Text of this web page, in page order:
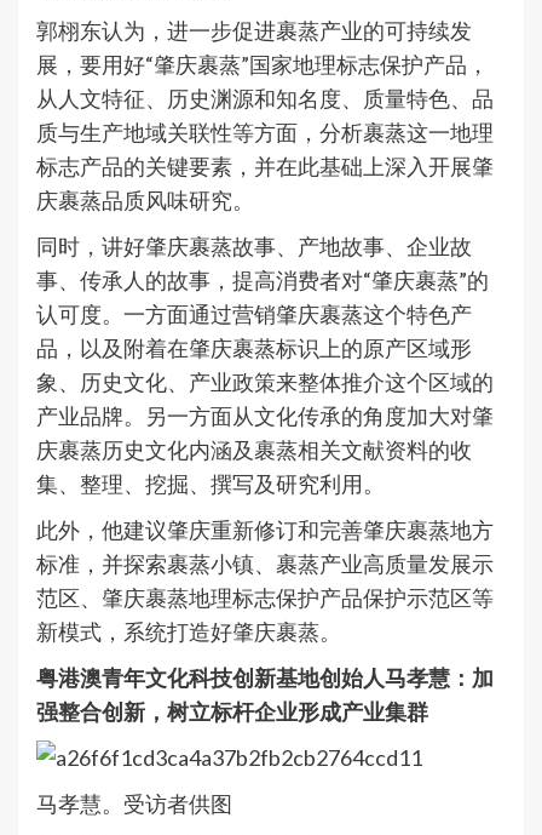
郭栩东认为，进一步促进裹蒸产业的可持续发
展，要用好“肇庆裹蒸”国家地理标志保护产品，
从人文特征、历史渊源和知名度、质量特色、品
质与生产地域关联性等方面，分析裹蒸这一地理
标志产品的关键要素，并在此基础上深入开展肇
庆裹蒸品质风味研究。
同时，讲好肇庆裹蒸故事、产地故事、企业故
事、传承人的故事，提高消费者对“肇庆裹蒸”的
认可度。一方面通过营销肇庆裹蒸这个特色产
品，以及附着在肇庆裹蒸标识上的原产区域形
象、历史文化、产业政策来整体推介这个区域的
产业品牌。另一方面从文化传承的角度加大对肇
庆裹蒸历史文化内涵及裹蒸相关文献资料的收
集、整理、挖掘、撰写及研究利用。
此外，他建议肇庆重新修订和完善肇庆裹蒸地方
标准，并探索裹蒸小镇、裹蒸产业高质量发展示
范区、肇庆裹蒸地理标志保护产品保护示范区等
新模式，系统打造好肇庆裹蒸。
粤港澳青年文化科技创新基地创始人马孝慧：加
强整合创新，树立标杆企业形成产业集群
马孝慧。受访者供图